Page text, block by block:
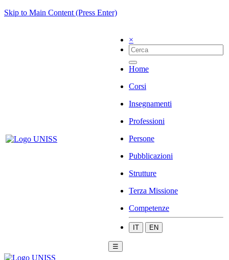
Skip to Main Content (Press Enter)
×
Home
Corsi
Insegnamenti
Professioni
Persone
Pubblicazioni
Strutture
Terza Missione
Competenze
IT EN
☰